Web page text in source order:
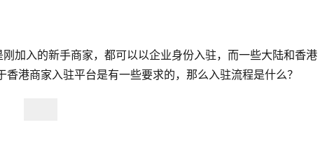
加入的新手商家，都可以以企业身份入驻，而一些大陆和香港
港商家入驻平台是有一些要求的，那么入驻流程是什么？